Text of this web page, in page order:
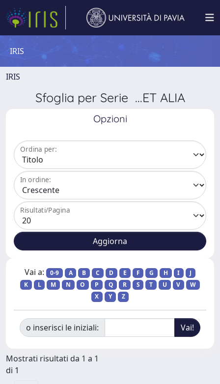
IRIS
IRIS
Sfoglia per Serie ...ET ALIA
Opzioni
Ordina per:
In ordine:
Risultati/Pagina
Vai a: 0-9 A B C D E F G H I
J
K
L M N O P Q R S T U V
W
X
Y Z
o inserisci le iniziali:
Mostrati risultati da 1 a 1
di 1